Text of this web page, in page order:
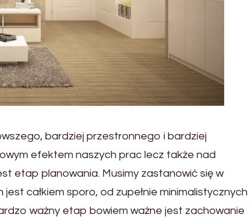
bardziej przestronnego i bardziej
efektem naszych prac lecz także nad
etap planowania. Musimy zastanowić się w
całkiem sporo, od zupełnie minimalistycznych
ważny etap bowiem ważne jest zachowanie